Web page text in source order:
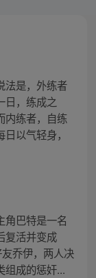
法是，外练者
日，练成之
内练者，自练
以气轻身，
角巴特是一名
复活并变成
乔伊，两人决
组成的惩奸...